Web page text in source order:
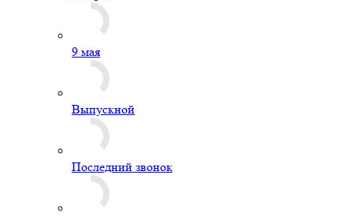
9 мая
Выпускной
Последний звонок